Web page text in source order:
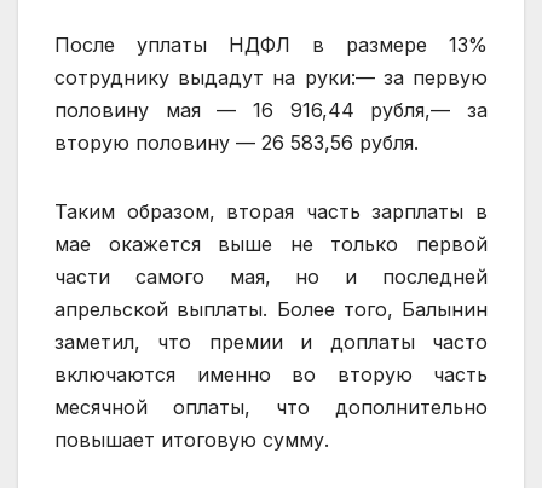
После уплаты НДФЛ в размере 13%
сотруднику выдадут на руки:— за первую
половину мая — 16 916,44 рубля,— за
вторую половину — 26 583,56 рубля.
Таким образом, вторая часть зарплаты в
мае окажется выше не только первой
части самого мая, но и последней
апрельской выплаты. Более того, Балынин
заметил, что премии и доплаты часто
включаются именно во вторую часть
месячной оплаты, что дополнительно
повышает итоговую сумму.